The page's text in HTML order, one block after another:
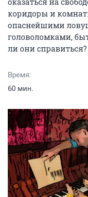
коридоры и
опаснейшими
головоломками,
ли они
Время:
60 мин.